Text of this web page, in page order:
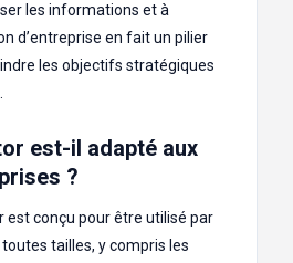
les informations et à
d’entreprise en fait un pilier
les objectifs stratégiques
est-il adapté aux
?
est conçu pour être utilisé par
tailles, y compris les